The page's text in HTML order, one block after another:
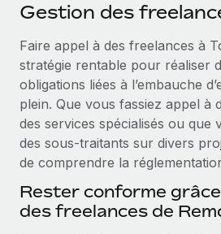
Rationalisez vos processus
SERVICES
Demandez aux experts
Recevez des conseils d’experts
l’international et la conformité
Contrôles d’antécédents
Simplifiez vos processus de
candidats
Partenaires stratégiques
Devenir partenaire
Explorez avec nous vos
Remote Build
Bientôt
Conseil en intégrations et
ÉTUDES DE CAS
Salle de presse
Données sur les salaires et les
Centre de ressources
Obtenir de l’aide
Voir toutes les ressources
Gestion des
Faire appel à des freelances à
stratégie rentable pour réaliser
obligations liées à l’embauche
plein. Que vous fassiez appel à
des services spécialisés ou que
des sous-traitants sur divers
de comprendre la
Rester conforme
des freelances de